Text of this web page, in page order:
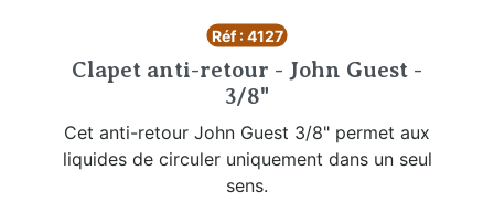
Réf : 4127
Clapet anti-retour - John Guest -
3/8"
Cet anti-retour John Guest 3/8" permet aux
liquides de circuler uniquement dans un seul
sens.